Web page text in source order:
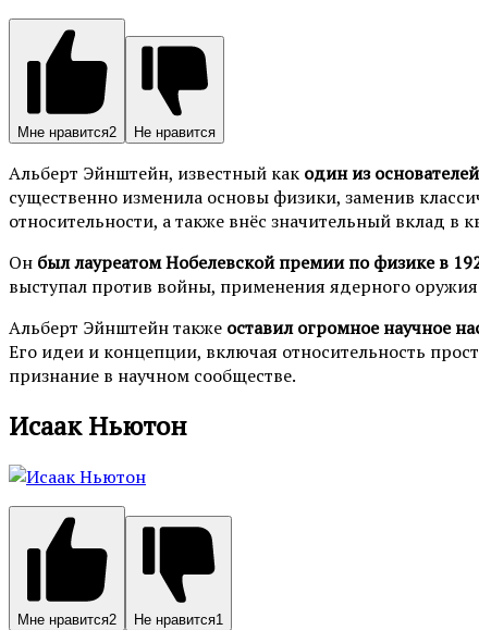
Мне нравится2 Не нравится
Альберт Эйнштейн, известный как один из
существенно изменила основы физики, заменив
относительности, а также внёс значительный вклад
Он был лауреатом Нобелевской премии по физике в
выступал против войны, применения ядерного
Альберт Эйнштейн также оставил огромное научное
Его идеи и концепции, включая относительность
признание в научном сообществе.
Исаак Ньютон
Мне нравится2 Не нравится1